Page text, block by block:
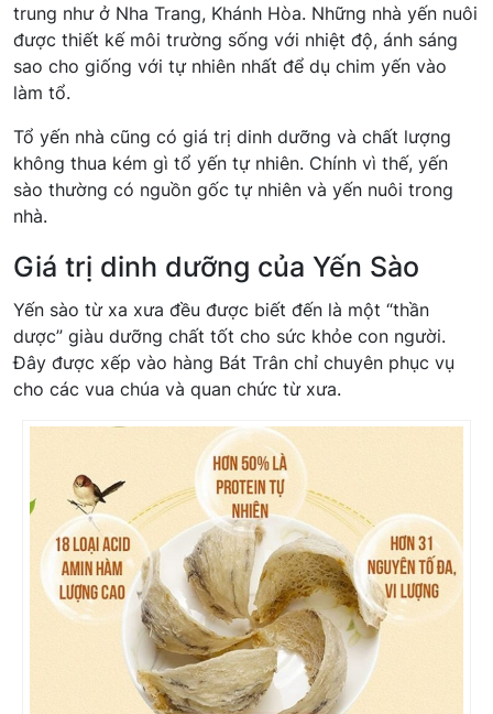
trung như ở Nha Trang, Khánh Hòa. Những nhà yến nuôi
được thiết kế môi trường sống với nhiệt độ, ánh sáng
sao cho giống với tự nhiên nhất để dụ chim yến vào
làm tổ.
Tổ yến nhà cũng có giá trị dinh dưỡng và chất lượng
không thua kém gì tổ yến tự nhiên. Chính vì thế, yến
sào thường có nguồn gốc tự nhiên và yến nuôi trong
nhà.
Giá trị dinh dưỡng của Yến Sào
Yến sào từ xa xưa đều được biết đến là một “thần
dược” giàu dưỡng chất tốt cho sức khỏe con người.
Đây được xếp vào hàng Bát Trân chỉ chuyên phục vụ
cho các vua chúa và quan chức từ xưa.